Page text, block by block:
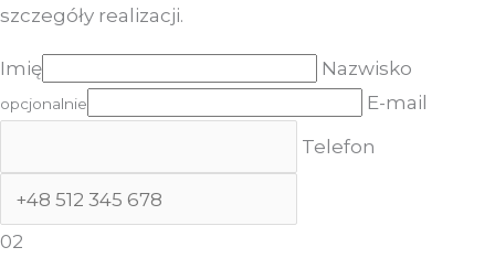
szczegóły realizacji.
Imię Nazwisko
opcjonalnie
E-mail
Telefon
02